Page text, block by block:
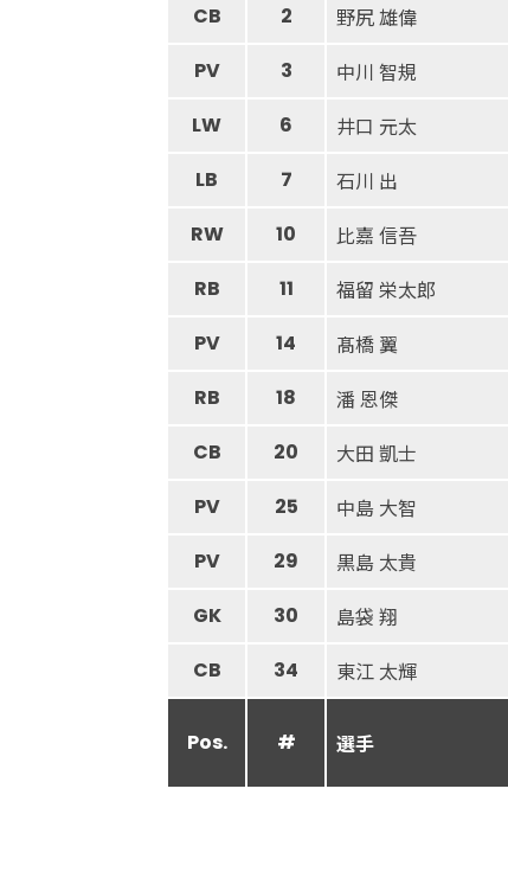
CB
2 野尻 雄偉
PV
3 中川 智規
LW
6 井口 元太
LB
7 石川 出
RW 10 比嘉 信吾
RB
11 福留 栄太郎
PV 14 髙橋 翼
RB
18 潘 恩傑
CB
20 大田 凱士
PV
25 中島 大智
PV
29 黒島 太貴
GK
30 島袋 翔
CB
34 東江 太輝
Pos. # 選手